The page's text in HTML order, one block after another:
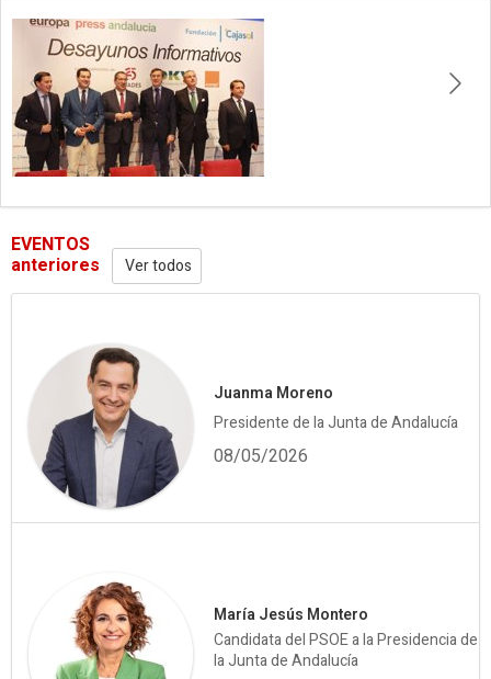
EVENTOS
anteriores Ver todos
Juanma Moreno
Presidente de la Junta de Andalucía
08/05/2026
María Jesús Montero
Candidata del PSOE a la Presidencia de
la Junta de Andalucía